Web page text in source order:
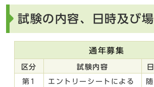
試験の内容、日時及び
通年募集
区分 試験内容
第1
エントリーシートによる